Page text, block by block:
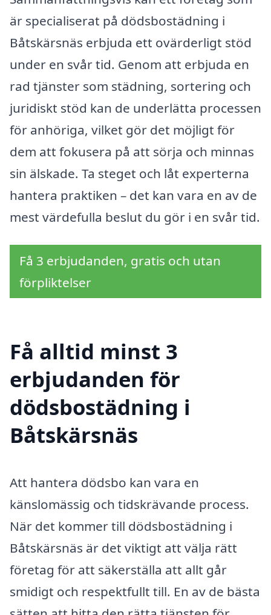
är specialiserat på dödsbostädning i
Båtskärsnäs erbjuda ett ovärderligt stöd
under en svår tid. Genom att erbjuda en
rad tjänster som städning, sortering och
juridiskt stöd kan de underlätta processen
för anhöriga, vilket gör det möjligt för
dem att fokusera på att sörja och minnas
sin älskade. Ta steget och låt experterna
hantera praktiken – det kan vara en av de
mest värdefulla beslut du gör i en svår tid.
Få 3 erbjudanden, gratis och utan
förpliktelser
Få alltid minst 3
erbjudanden för
dödsbostädning i
Båtskärsnäs
Att hantera dödsbo kan vara en
känslomässig och tidskrävande process.
När det kommer till dödsbostädning i
Båtskärsnäs är det viktigt att välja rätt
företag för att säkerställa att allt går
smidigt och respektfullt till. En av de bästa